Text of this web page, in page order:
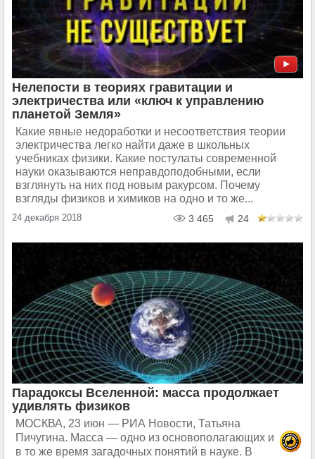
Нелепости в теориях гравитации и
электричества или «ключ к управлению
планетой Земля»
Какие явные недоработки и несоответствия теории
электричества легко найти даже в школьных
учебниках физики. Какие постулаты современной
науки оказываются неправдоподобными, если
взглянуть на них под новым ракурсом. Почему
взгляды физиков и химиков на одно и то же...
24 декабря 2018 3 465 24
Парадоксы Вселенной: масса продолжает
удивлять физиков
МОСКВА, 23 июн — РИА Новости, Татьяна
Пичугина. Масса — одно из основополагающих и
в то же время загадочных понятий в науке. В